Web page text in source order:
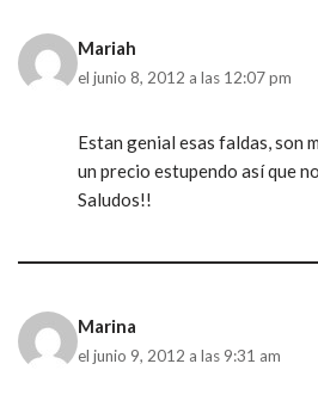
Mariah
el junio 8, 2012 a las 12:07 pm
Estan genial esas faldas, son
un precio estupendo así que
Saludos!!
Marina
el junio 9, 2012 a las 9:31 am